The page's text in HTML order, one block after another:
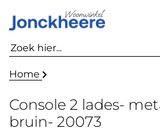
Home
Console 2 lades-
bruin- 20073